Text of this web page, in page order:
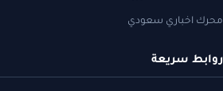
محرك اخباري سعودي
روابط سريعة